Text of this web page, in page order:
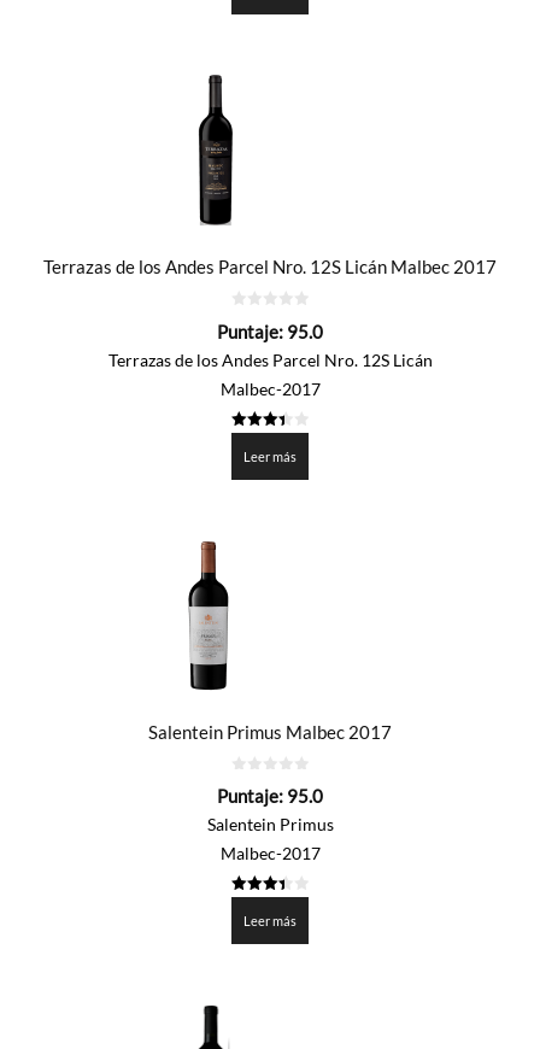
Terrazas de los Andes Parcel Nro. 12S Licán Malbec 2017
de
Puntaje: 95.0
Terrazas de los Andes Parcel Nro. 12S Licán
Malbec-2017
de 5
Leer más
Salentein Primus Malbec 2017
de
Puntaje: 95.0
Salentein Primus
Malbec-2017
de 5
Leer más